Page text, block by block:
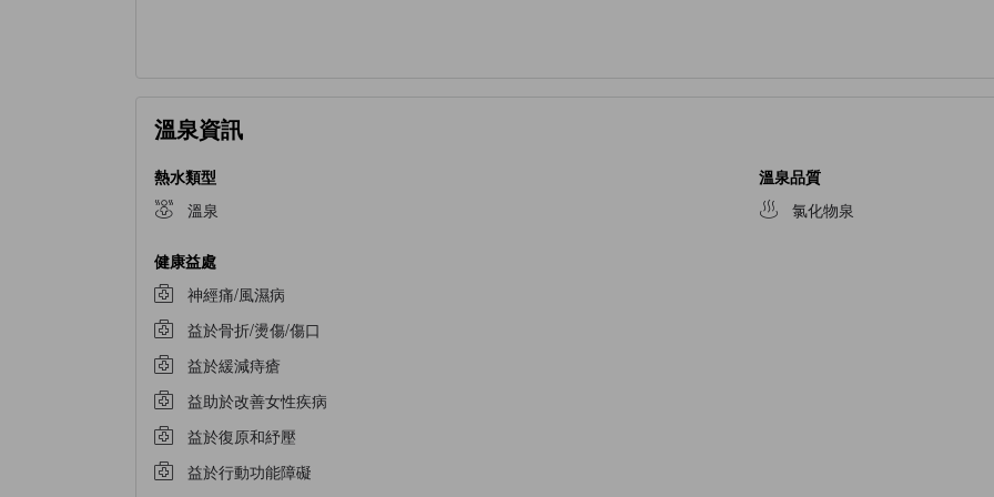
溫泉資訊
熱水類型
溫泉
健康益處
神經痛/風濕病
益於骨折/燙傷/傷口
益於緩減痔瘡
益助於改善女性疾病
益於復原和紓壓
益於行動功能障礙
溫泉品質
氯化物泉